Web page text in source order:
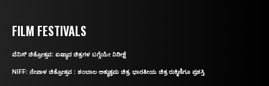
FILM FESTIVALS
ವೆನಿಸ್‌ ಚಿತ್ರೋತ್ಸವ: ಏಷ್ಯಾದ ಚಿತ್ರಗಳ ಬಗ್ಗೆಯೇ ನಿರೀಕ್ಷೆ
NIFF: ನೇಪಾಳ ಚಿತ್ರೋತ್ಸವ : ಶಂಬಾಲ ಅತ್ಯುತ್ತಮ ಚಿತ್ರ, ಭಾರತೀಯ ಚಿತ್ರ ರುಕ್ಮಿಣಿಗೂ ಪ್ರಶಸ್ತಿ